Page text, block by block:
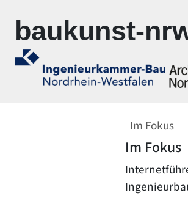
baukunst-
Im Fokus
Im Fokus